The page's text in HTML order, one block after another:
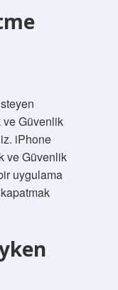
ve Güvenlik
iPhone
ve Güvenlik
uygulama